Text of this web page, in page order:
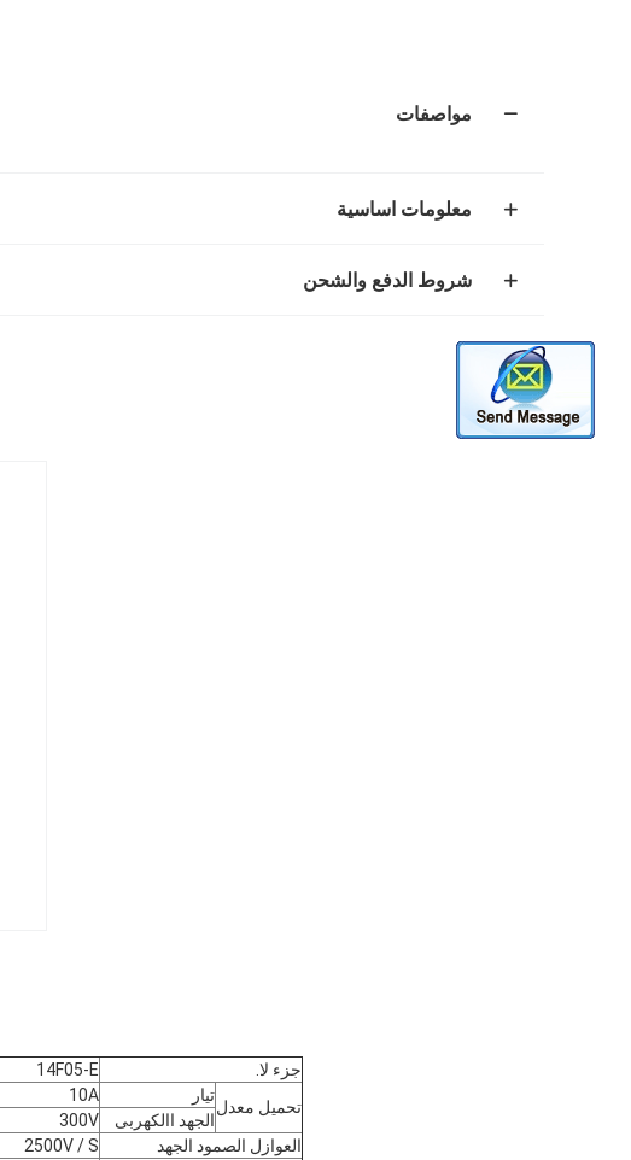
مواصفات
معلومات اساسية
شروط الدفع والشحن
جزء لا.
14F05-E
تحميل معدل
تيار
10A
الجهد االكهربى
300V
العوازل الصمود الجهد
2500V / S